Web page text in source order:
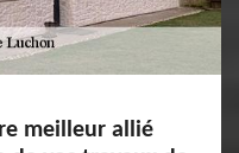
meilleur allié